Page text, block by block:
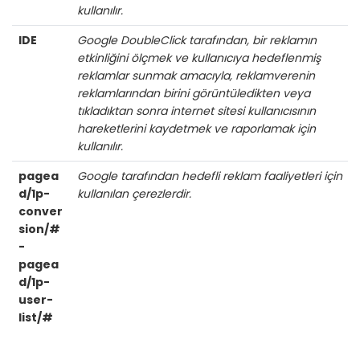
kullanılır.
IDE
Google DoubleClick tarafından, bir reklamın
etkinliğini ölçmek ve kullanıcıya hedeflenmiş
reklamlar sunmak amacıyla, reklamverenin
reklamlarından birini görüntüledikten veya
tıkladıktan sonra internet sitesi kullanıcısının
hareketlerini kaydetmek ve raporlamak için
kullanılır.
pagea
d/1p-
conver
sion/#
-
pagea
d/1p-
user-
list/#
Google tarafından hedefli reklam faaliyetleri için
kullanılan çerezlerdir.